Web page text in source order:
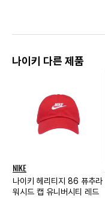
나이키 다른 제품
NIKE
나이키 헤리티지 86 퓨추라
워시드 캡 유니버시티 레드